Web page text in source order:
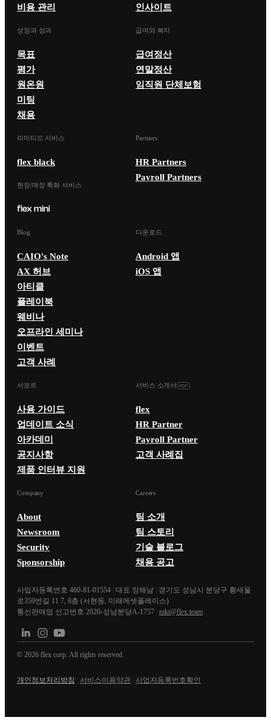
비용 관리
인사이트
성장과 성과
목표
평가
원온원
미팅
채용
급여와 복지
급여정산
연말정산
임직원 단체보험
리미티드 서비스
flex black
현장/매장 특화 서비스
Partners
HR Partners
Payroll Partners
Blog
CAIO's Note
AX 허브
아티클
플레이북
웨비나
오프라인 세미나
이벤트
고객 사례
다운로드
Android 앱
iOS 앱
서포트
사용 가이드
업데이트 소식
아카데미
공지사항
제품 인터뷰 지원
서비스 소개서
flex
HR Partner
Payroll Partner
고객 사례집
Company
About
Newsroom
Security
Sponsorship
Careers
팀 소개
팀 스토리
기술 블로그
채용 공고
사업자등록번호 460-81-01554 대표 장해남
경기도 성남시 분당구 황새울
로359번길 11 7, 8층 (서현동, 미래에셋플레이스)
통신판매업 신고번호 2020-성남분당A-1757 mkt@flex.team
© 2026 flex corp. All rights reserved.
개인정보처리방침 서비스이용약관 사업자등록번호확인